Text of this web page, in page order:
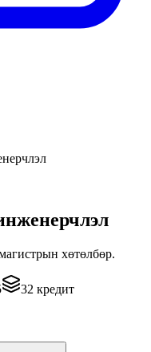
хөтөлбөр.
32 кредит